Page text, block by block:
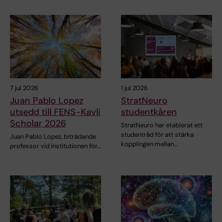
7 jul 2026
Juan Pablo Lopez
utsedd till FENS-Kavli
Scholar 2026
Juan Pablo Lopez, biträdande
professor vid Institutionen för…
1 jul 2026
StratNeuro
studentkåren
StratNeuro har etablerat ett
studentråd för att stärka
kopplingen mellan…